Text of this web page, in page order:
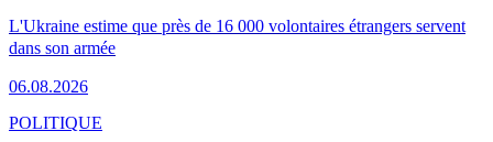
L'Ukraine estime que près de 16 000 volontaires étrangers servent
dans son armée
06.08.2026
POLITIQUE